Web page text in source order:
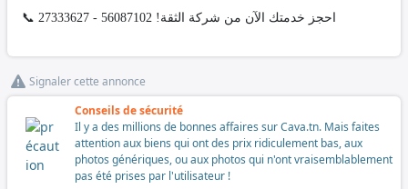
📞 احجز خدمتك الآن من شركة الثقة! 56087102 - 27333627
Signaler cette annonce
Conseils de sécurité
Il y a des millions de bonnes affaires sur Cava.tn. Mais faites
attention aux biens qui ont des prix ridiculement bas, aux
photos génériques, ou aux photos qui n'ont vraisemblablement
pas été prises par l'utilisateur !